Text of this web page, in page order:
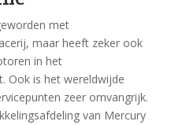
met
maar heeft zeker ook
in het
Ook is het wereldwijde
zeer omvangrijk.
van Mercury